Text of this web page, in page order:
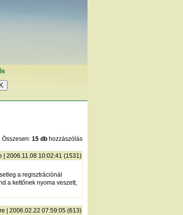
Összesen: 15 db hozzászólás
| 2006.11.08 10:02:41 (1531)
a regisztrációnál
a kettőnek nyoma veszett,
| 2006.02.22 07:59:05 (613)